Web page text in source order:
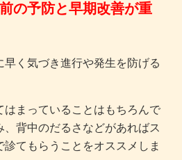
の予防と早期改善が重
早く気づき進行や発生を防げる
はまっていることはもちろんで
背中のだるさなどがあればス
診てもらうことをオススメしま